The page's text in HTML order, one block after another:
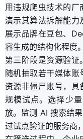
用违规爬虫技术的
演示其算法拆解能力
展示品牌在豆包、
容生成的结构化程度。
第三阶段是资源验证
随机抽取若干媒体
资源非僵尸账号，
规模试点。选择少
放。监测 AI 搜索结
过试点验证的服务商